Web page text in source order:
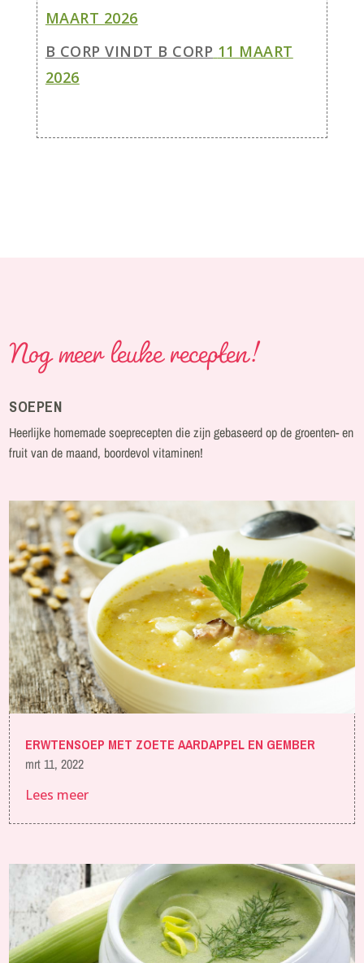
MAART 2026
B CORP VINDT B CORP 11 MAART
2026
Nog meer leuke recepten!
SOEPEN
Heerlijke homemade soeprecepten die zijn gebaseerd op de groenten- en
fruit van de maand, boordevol vitaminen!
ERWTENSOEP MET ZOETE AARDAPPEL EN GEMBER
mrt 11, 2022
Lees meer